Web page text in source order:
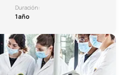
Duración:
1 año